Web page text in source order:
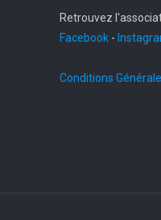
Retrouvez
Facebook -
Conditions